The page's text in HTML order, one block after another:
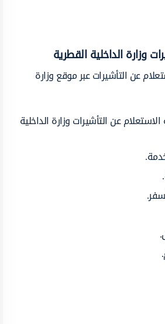
وزارة الداخلية ‏القطرية
عن التأشيرات عبر موقع وزارة
عن التأشيرات وزارة الداخلية